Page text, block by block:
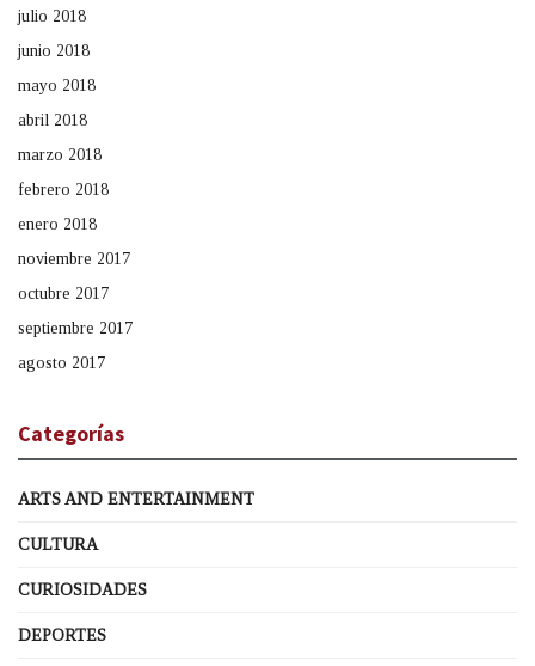
julio 2018
junio 2018
mayo 2018
abril 2018
marzo 2018
febrero 2018
enero 2018
noviembre 2017
octubre 2017
septiembre 2017
agosto 2017
Categorías
ARTS AND ENTERTAINMENT
CULTURA
CURIOSIDADES
DEPORTES